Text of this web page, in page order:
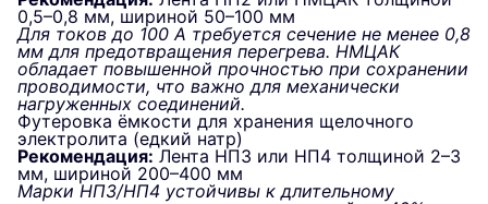
0,5–0,8 мм, шириной 50–100 мм
Для токов до 100 А требуется сечение не менее 0,8
мм для предотвращения перегрева. НМЦАК
обладает повышенной прочностью при сохранении
проводимости, что важно для механически
нагруженных соединений.
Футеровка ёмкости для хранения щелочного
электролита (едкий натр)
Рекомендация: Лента НП3 или НП4 толщиной 2–3
мм, шириной 200–400 мм
Марки НП3/НП4 устойчивы к длительному